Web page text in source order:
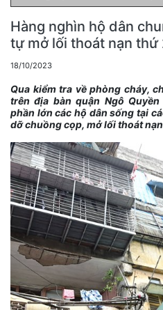
Hàng nghìn hộ dân
tự mở lối thoát nạn thứ
18/10/2023
Qua kiểm tra về phòng cháy,
trên địa bàn quận Ngô
phần lớn các hộ dân sống tại
dỡ chuồng cọp, mở lối thoát